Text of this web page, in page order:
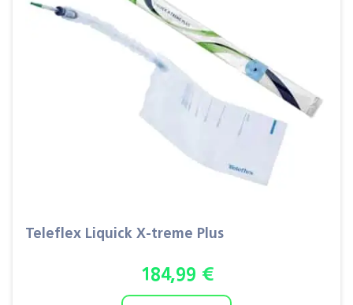
Teleflex Liquick X-treme Plus
184,99 €